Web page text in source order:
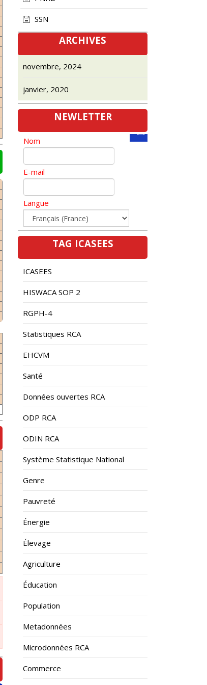
SSN
ARCHIVES
novembre, 2024
janvier, 2020
NEWLETTER
Nom
E-mail
Langue
TAG ICASEES
ICASEES
HISWACA SOP 2
RGPH-4
Statistiques RCA
EHCVM
Santé
Données ouvertes RCA
ODP RCA
ODIN RCA
Système Statistique National
Genre
Pauvreté
Énergie
Élevage
Agriculture
Éducation
Population
Metadonnées
Microdonnées RCA
Commerce